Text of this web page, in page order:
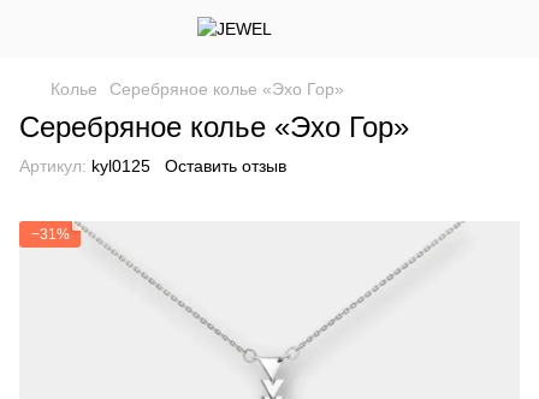
Колье Серебряное колье «Эхо Гор»
Серебряное колье «Эхо Гор»
Артикул: kyl0125 Оставить отзыв
−31%